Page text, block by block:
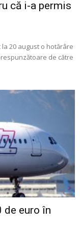
că i-a permis
20 august o hotărâre
de către
de euro în